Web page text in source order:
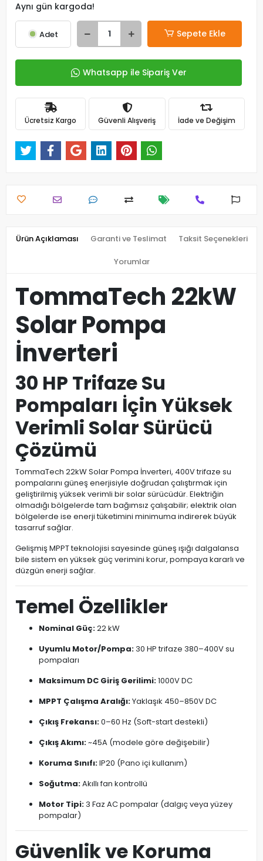
Aynı gün kargoda!
Adet Sepete Ekle
Whatsapp ile Sipariş Ver
Ücretsiz Kargo Güvenli Alışveriş İade ve Değişim
Ürün Açıklaması Garanti ve Teslimat Taksit Seçenekleri
Yorumlar
TommaTech 22kW
Solar Pompa
İnverteri
30 HP Trifaze Su
Pompaları İçin Yüksek
Verimli Solar Sürücü
Çözümü
TommaTech 22kW Solar Pompa İnverteri, 400V trifaze su
pompalarını güneş enerjisiyle doğrudan çalıştırmak için
geliştirilmiş yüksek verimli bir solar sürücüdür. Elektriğin
olmadığı bölgelerde tam bağımsız çalışabilir; elektrik olan
bölgelerde ise enerji tüketimini minimuma indirerek büyük
tasarruf sağlar.
Gelişmiş MPPT teknolojisi sayesinde güneş ışığı dalgalansa
bile sistem en yüksek güç verimini korur, pompaya kararlı ve
düzgün enerji sağlar.
Temel Özellikler
Nominal Güç:22 kW
Uyumlu Motor/Pompa:30 HP trifaze 380–400V su
pompaları
Maksimum DC Giriş Gerilimi:1000V DC
MPPT Çalışma Aralığı:Yaklaşık 450–850V DC
Çıkış Frekansı:0–60 Hz (Soft-start destekli)
Çıkış Akımı:~45A (modele göre değişebilir)
Koruma Sınıfı:IP20 (Pano içi kullanım)
Soğutma:Akıllı fan kontrollü
Motor Tipi:3 Faz AC pompalar (dalgıç veya yüzey
pompalar)
Güvenlik ve Koruma